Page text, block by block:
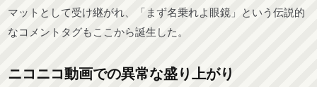
マットとして受け継がれ、「まず名乗れよ眼鏡」という伝説的
なコメントタグもここから誕生した。
ニコニコ動画での異常な盛り上がり